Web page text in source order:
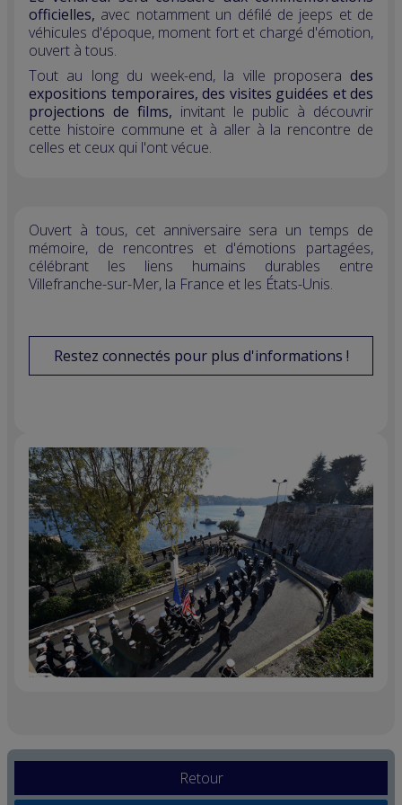
officielles, avec notamment un défilé de jeeps et de
véhicules d'époque, moment fort et chargé d'émotion,
ouvert à tous.
Tout au long du week-end, la ville proposera des
expositions temporaires, des visites guidées et des
projections de films, invitant le public à découvrir
cette histoire commune et à aller à la rencontre de
celles et ceux qui l'ont vécue.
Ouvert à tous, cet anniversaire sera un temps de
mémoire, de rencontres et d'émotions partagées,
célébrant les liens humains durables entre
Villefranche-sur-Mer, la France et les États-Unis.
Restez connectés pour plus d'informations !
Retour